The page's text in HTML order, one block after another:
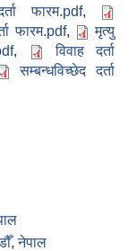
फारम.pdf,
फारम.pdf,
मृत्यु
,
विवाह दर्ता
सम्बन्धविच्छेद दर्ता
नेपाल